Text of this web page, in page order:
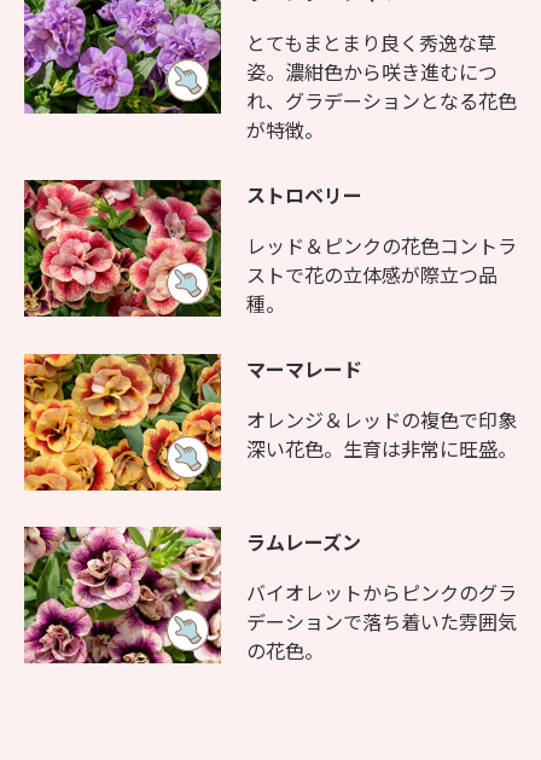
とてもまとまり良く秀逸な草
姿。濃紺色から咲き進むにつ
れ、グラデーションとなる花色
が特徴。
ストロベリー
レッド＆ピンクの花色コントラ
ストで花の立体感が際立つ品
種。
マーマレード
オレンジ＆レッドの複色で印象
深い花色。生育は非常に旺盛。
ラムレーズン
バイオレットからピンクのグラ
デーションで落ち着いた雰囲気
の花色。